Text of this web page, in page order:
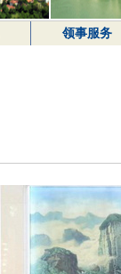
领事服务